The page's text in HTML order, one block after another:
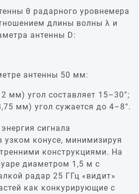
θ радарного уровнемера
длины волны λ и
антенны D:
антенны 50 мм:
мм) угол составляет 15–30°;
мм) угол сужается до 4–8°.
сигнала
узком конусе, минимизируя
конструкциями. На
диаметром 1,5 м с
радар 25 ГГц «видит»
как конкурирующие с